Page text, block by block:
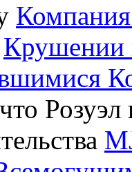
Крушении